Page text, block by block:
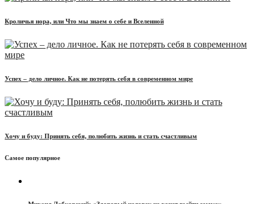
Кроличья нора, или Что мы знаем о себе и Вселенной
Успех – дело личное. Как не потерять себя в современном мире
Хочу и буду: Принять себя, полюбить жизнь и стать счастливым
Самое популярное